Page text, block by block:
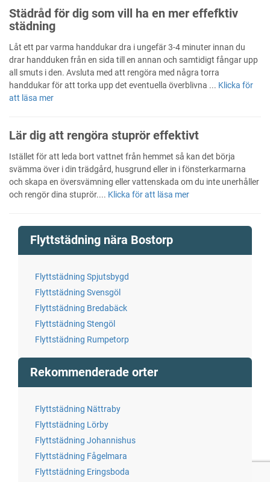
Städråd för dig som vill ha en mer effefktiv
städning
Låt ett par varma handdukar dra i ungefär 3-4 minuter innan du
drar handduken från en sida till en annan och samtidigt fångar upp
all smuts i den. Avsluta med att rengöra med några torra
handdukar för att torka upp det eventuella överblivna ... Klicka för
att läsa mer
Lär dig att rengöra stuprör effektivt
Istället för att leda bort vattnet från hemmet så kan det börja
svämma över i din trädgård, husgrund eller in i fönsterkarmarna
och skapa en översvämning eller vattenskada om du inte unerhåller
och rengör dina stuprör.... Klicka för att läsa mer
Flyttstädning nära Bostorp
Flyttstädning Spjutsbygd
Flyttstädning Svensgöl
Flyttstädning Bredabäck
Flyttstädning Stengöl
Flyttstädning Rumpetorp
Rekommenderade orter
Flyttstädning Nättraby
Flyttstädning Lörby
Flyttstädning Johannishus
Flyttstädning Fågelmara
Flyttstädning Eringsboda